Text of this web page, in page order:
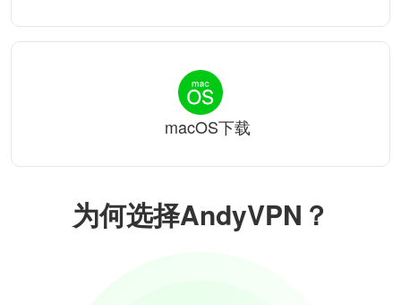
为何选择AndyVPN？
macOS下载